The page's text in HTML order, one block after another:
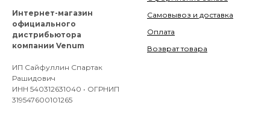
Интернет-магазин
официального
дистрибьютора
компании Venum
ИП Сайфуллин Спартак
Рашидович
ИНН 540312631040 • ОГРНИП
319547600101265
Самовывоз и доставка
Оплата
Возврат товара